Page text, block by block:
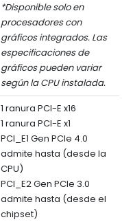
*Disponible solo en
procesadores con
gráficos integrados. Las
especificaciones de
gráficos pueden variar
según la CPU instalada.
1 ranura PCI-E x16
1 ranura PCI-E x1
PCI_E1 Gen PCIe 4.0
admite hasta (desde la
CPU)
PCI_E2 Gen PCIe 3.0
admite hasta (desde el
chipset)